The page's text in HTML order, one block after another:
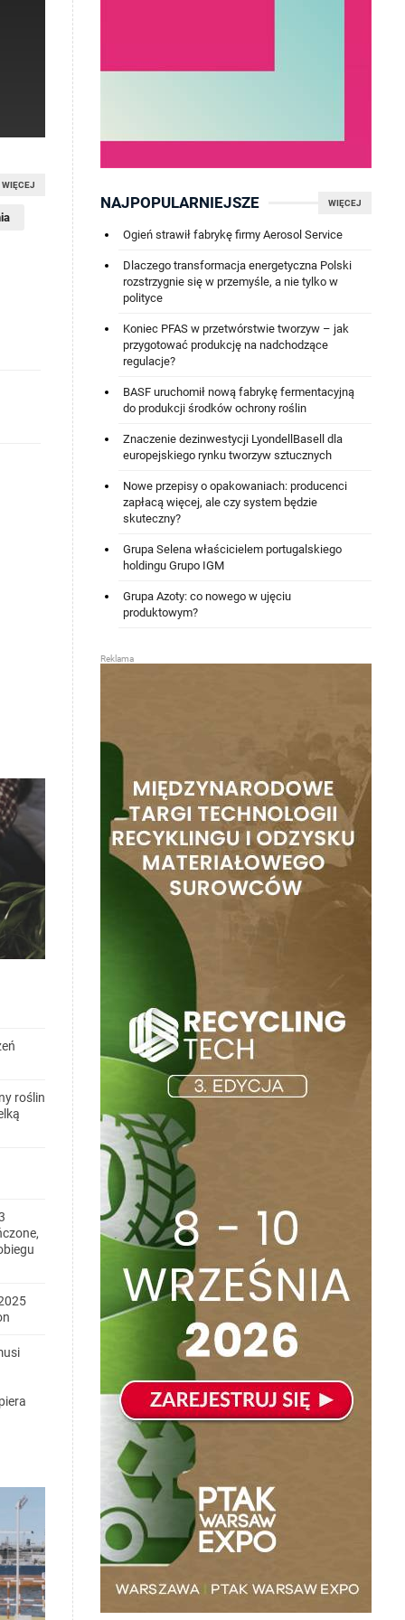
WIĘCEJ
roślin
WIĘCEJ
NAJPOPULARNIEJSZE
Ogień strawił fabrykę firmy Aerosol Service
Dlaczego transformacja energetyczna Polski
rozstrzygnie się w przemyśle, a nie tylko w
polityce
Koniec PFAS w przetwórstwie tworzyw – jak
przygotować produkcję na nadchodzące
regulacje?
BASF uruchomił nową fabrykę fermentacyjną
do produkcji środków ochrony roślin
Znaczenie dezinwestycji LyondellBasell dla
europejskiego rynku tworzyw sztucznych
Nowe przepisy o opakowaniach: producenci
zapłacą więcej, ale czy system będzie
skuteczny?
Grupa Selena właścicielem portugalskiego
holdingu Grupo IGM
Grupa Azoty: co nowego w ujęciu
produktowym?